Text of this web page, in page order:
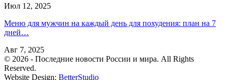
Июл 12, 2025
Меню для мужчин на каждый день для похудения: план на 7
дней…
Авг 7, 2025
© 2026 - Последние новости России и мира. All Rights
Reserved.
Website Design: BetterStudio